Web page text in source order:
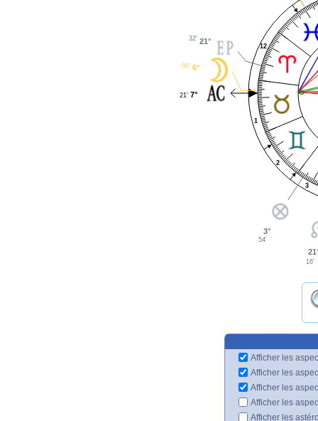
1
2
3
12
21°
32'
6°
00'
7°
21'
3°
54'
16'
Afficher les
Afficher les
Afficher les
Afficher les
Afficher les